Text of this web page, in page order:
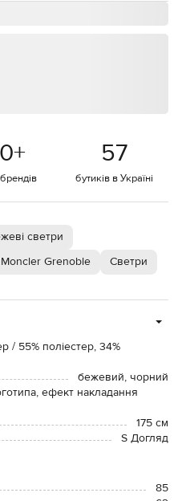
+ 57
бутиків в Україні
светри
Grenoble
Светри
/ 55% поліестер, 34%
бежевий, чорний
ефект накладання
175 см
S Догляд
85